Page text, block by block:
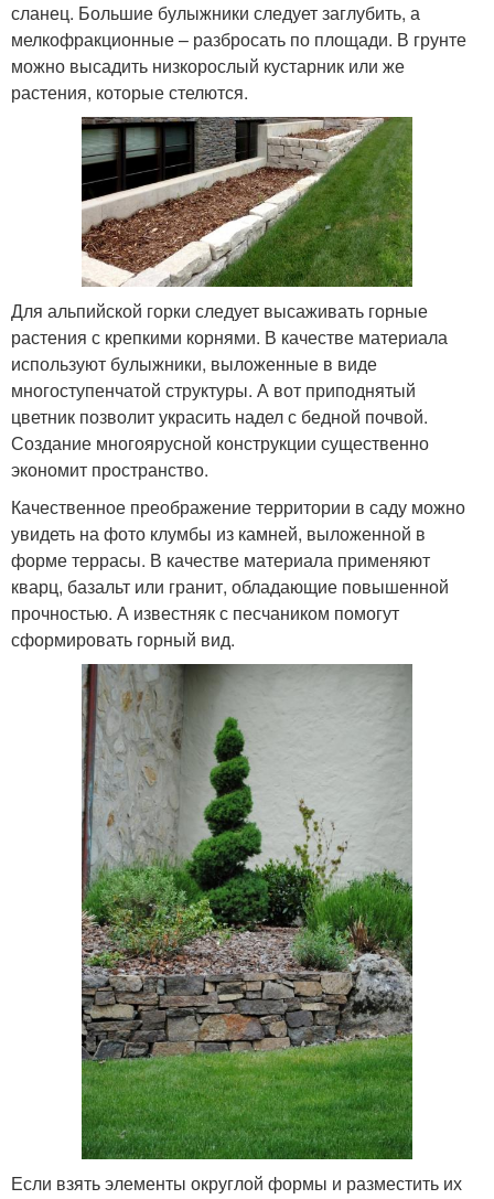
сланец. Большие булыжники следует заглубить, а
мелкофракционные – разбросать по площади. В грунте
можно высадить низкорослый кустарник или же
растения, которые стелются.
Для альпийской горки следует высаживать горные
растения с крепкими корнями. В качестве материала
используют булыжники, выложенные в виде
многоступенчатой структуры. А вот приподнятый
цветник позволит украсить надел с бедной почвой.
Создание многоярусной конструкции существенно
экономит пространство.
Качественное преображение территории в саду можно
увидеть на фото клумбы из камней, выложенной в
форме террасы. В качестве материала применяют
кварц, базальт или гранит, обладающие повышенной
прочностью. А известняк с песчаником помогут
сформировать горный вид.
Если взять элементы округлой формы и разместить их